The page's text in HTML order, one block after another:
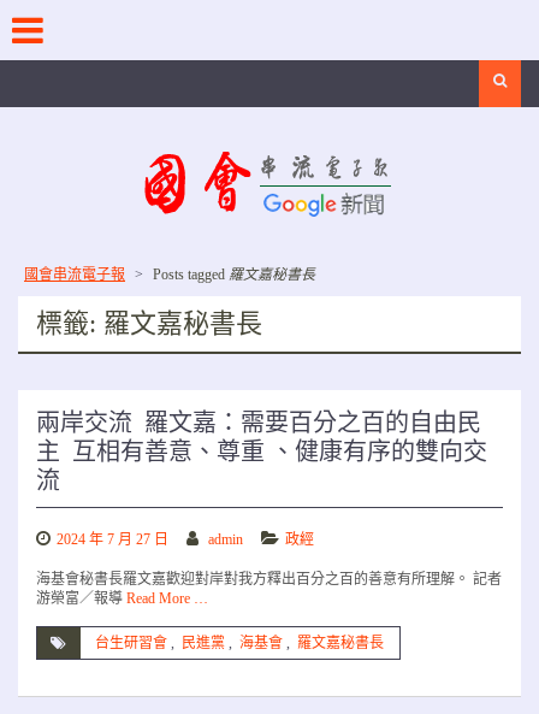
content
國會串流電子報 > Posts tagged 羅文嘉秘書長
標籤: 羅文嘉秘書長
兩岸交流 羅文嘉：需要百分之百的自由民
主 互相有善意、尊重 、健康有序的雙向交
流
2024 年 7 月 27 日 admin 政經
海基會秘書長羅文嘉歡迎對岸對我方釋出百分之百的善意有所理解。 記者
游榮富／報導 Read More …
台生研習會 , 民進黨 , 海基會 , 羅文嘉秘書長